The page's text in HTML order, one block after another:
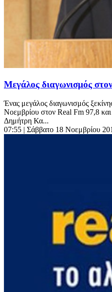
Μεγάλος διαγωνισμός
Ένας μεγάλος διαγωνισμός
Νοεμβρίου στον Real Fm 97,8
Δημήτρη Κα...
07:55 | Σάββατο 18 Νοεμβρίου